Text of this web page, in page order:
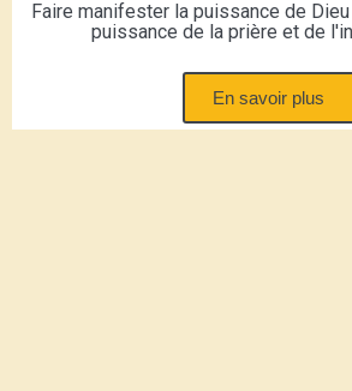
Faire manifester la puissance de
puissance de la prière et de
En savoir plus